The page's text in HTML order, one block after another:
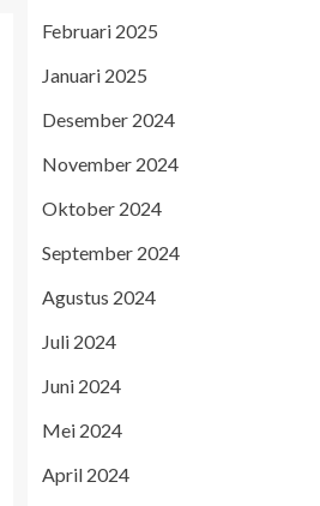
Februari 2025
Januari 2025
Desember 2024
November 2024
Oktober 2024
September 2024
Agustus 2024
Juli 2024
Juni 2024
Mei 2024
April 2024